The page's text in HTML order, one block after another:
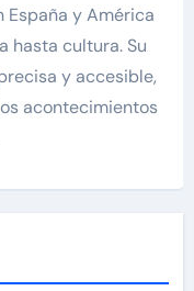
España y América
hasta cultura. Su
y accesible,
acontecimientos